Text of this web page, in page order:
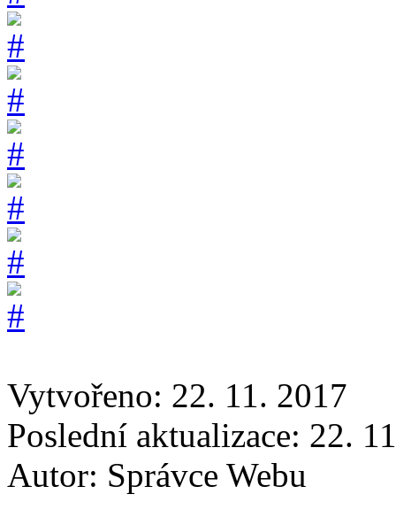
Vytvořeno: 22. 11. 2017
Poslední aktualizace: 22.
Autor: Správce Webu